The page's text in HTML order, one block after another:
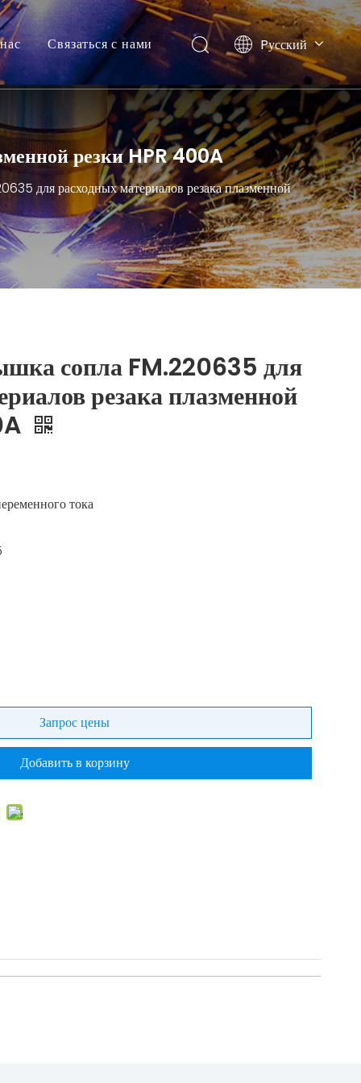
Связаться с нами Pусский
резки HPR 400A
для расходных материалов резака плазменной
сопла FM.220635 для
резака плазменной
тока
Запрос цены
Добавить в корзину